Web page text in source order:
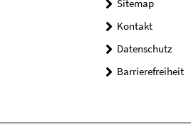
Sitemap
Kontakt
Datenschutz
Barrierefreiheit